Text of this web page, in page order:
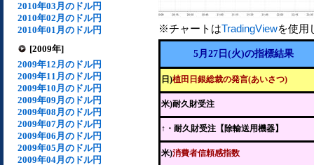
2010年03月のドル円
2010年02月のドル円
2010年01月のドル円
[2009年]
2009年12月のドル円
2009年11月のドル円
2009年10月のドル円
2009年09月のドル円
2009年08月のドル円
2009年07月のドル円
2009年06月のドル円
2009年05月のドル円
2009年04月のドル円
※チャートはTradingViewを使用
5月27日(火)の指標結果
日)植田日銀総裁の発言(あいさつ)
米)耐久財受注
↑ ・耐久財受注【除輸送用機器】
米)消費者信頼感指数